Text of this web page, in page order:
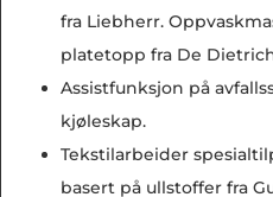
fra Liebherr.
platetopp fra De
Assistfunksjon på
kjøleskap.
Tekstilarbeider
basert på ullstoffer fra